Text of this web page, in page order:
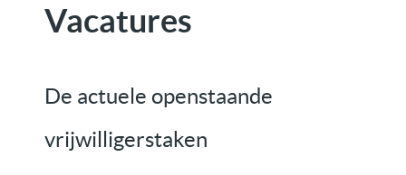
Vacatures
De actuele openstaande
vrijwilligerstaken